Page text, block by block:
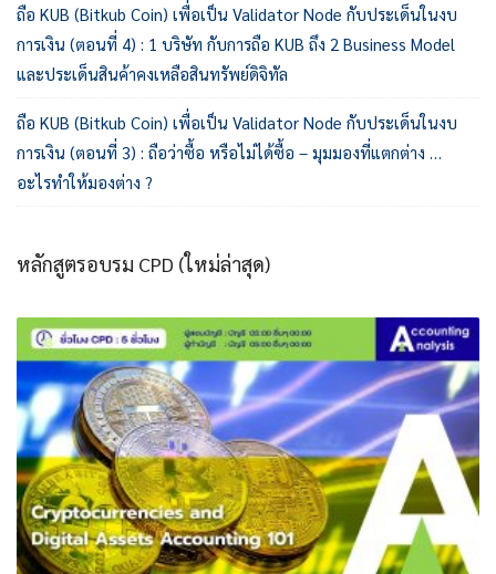
ถือ KUB (Bitkub Coin) เพื่อเป็น Validator Node กับประเด็นในงบ
การเงิน (ตอนที่ 4) : 1 บริษัท กับการถือ KUB ถึง 2 Business Model
และประเด็นสินค้าคงเหลือสินทรัพย์ดิจิทัล
ถือ KUB (Bitkub Coin) เพื่อเป็น Validator Node กับประเด็นในงบ
การเงิน (ตอนที่ 3) : ถือว่าซื้อ หรือไม่ได้ซื้อ – มุมมองที่แตกต่าง …
อะไรทำให้มองต่าง ?
หลักสูตรอบรม CPD (ใหม่ล่าสุด)